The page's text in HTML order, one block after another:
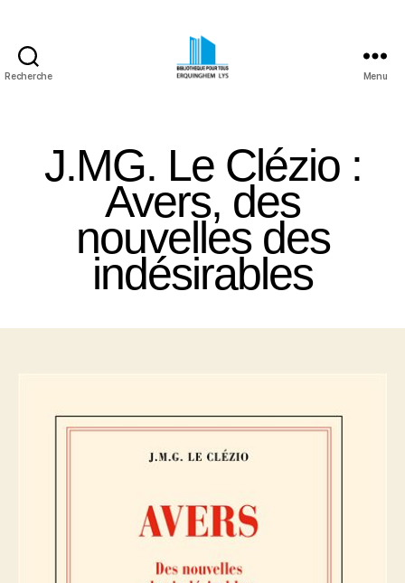
Recherche
Erquinghem
Lys
Menu
J.MG. Le Clézio :
Avers, des
nouvelles des
indésirables